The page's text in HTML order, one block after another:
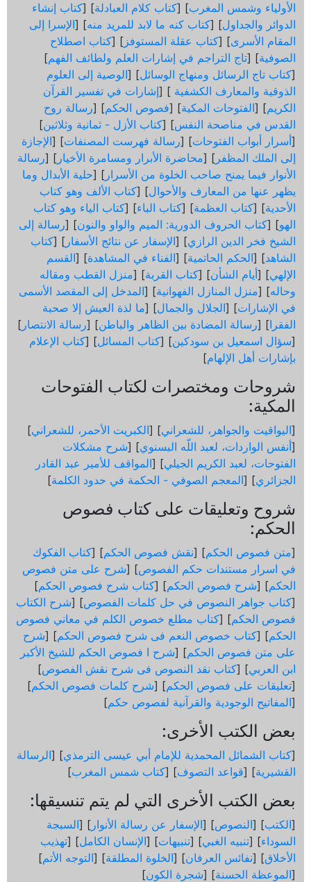
الأولياء وشمس المغرب] [كتاب كلام العبادلة] [كتاب إنشاء
الدوائر والجداول] [كتاب كنه ما لابد للمريد منه] [الإسرا إلى
المقام الأسرى] [كتاب عقلة المستوفز ] [كتاب اصطلاح
الصوفية] [تاج التراجم في إشارات العلم ولطائف الفهم]
[كتاب تاج الرسائل ومنهاج الوسائل] [الوصية إلى العلوم
الذوقية والمعارف الكشفية ] [إشارات في تفسير القرآن
الكريم] [الفتوحات المكية] [فصوص الحكم] [رسالة روح
القدس في مناصحة النفس] [كتاب الأزل - ثمانية وثلاثين]
[أسرار أبواب الفتوحات] [رسالة فهرست المصنفات] [الإجازة
إلى الملك المظفر ] [محاضرة الأبرار ومسامرة الأخيار ] [رسالة
الأنوار فيما يمنح صاحب الخلوة من الأسرار ] [حلية الأبدال وما
يظهر عنها من المعارف والأحوال] [كتاب الألف وهو كتاب
الأحدية] [كتاب العظمة] [كتاب الباء] [كتاب الياء وهو كتاب
الهو] [كتاب الحروف الدورية: الميم والواو والنون] [رسالة إلى
الشيخ فخر الدين الرازي] [الإسفار عن نتائج الأسفار ] [كتاب
الشاهد] [الحكم الحاتمية] [الفناء في المشاهدة] [القسم
الإلهي] [أيام الشأن] [كتاب القربة] [منزل القطب ومقاله
وحاله] [منزل المنازل الفهوانية] [المدخل إلى المقصد الأسمى
في الإشارات] [الجلال والجمال] [ما لذة العيش إلا صحبة
الفقرا] [رسالة المضادة بين الظاهر والباطن] [رسالة الانتصار ]
[سؤال اسمعيل بن سودكين] [كتاب المسائل] [كتاب الإعلام
بإشارات أهل الإلهام]
شروحات ومختصرات لكتاب الفتوحات
المكية:
[اليواقيت والجواهر، للشعراني] [الكبريت الأحمر، للشعراني]
[أنفس الواردات، لعبد اللّه البسنوي] [شرح مشكلات
الفتوحات، لعبد الكريم الجيلي] [المواقف للأمير عبد القادر
الجزائري] [المعجم الصوفي - الحكمة في حدود الكلمة]
شروح وتعليقات على كتاب فصوص
الحكم:
[متن فصوص الحكم] [نقش فصوص الحكم] [كتاب الفكوك
في اسرار مستندات حكم الفصوص] [شرح على متن فصوص
الحكم] [شرح فصوص الحكم] [كتاب شرح فصوص الحكم]
[كتاب جواهر النصوص في حل كلمات الفصوص] [شرح الكتاب
فصوص الحكم] [كتاب مطلع خصوص الكلم في معاني فصوص
الحكم] [كتاب خصوص النعم فى شرح فصوص الحكم] [شرح
على متن فصوص الحكم] [شرح ا فصوص الحكم للشيخ الأكبر
ابن العربي] [كتاب نقد النصوص فى شرح نقش الفصوص]
[تعليقات على فصوص الحكم] [شرح كلمات فصوص الحكم]
[المفاتيح الوجودية والقرآنیة لفصوص حكم]
بعض الكتب الأخرى:
[كتاب الشمائل المحمدية للإمام أبي عيسى الترمذي] [الرسالة
القشيرية] [قواعد التصوف] [كتاب شمس المغرب]
بعض الكتب الأخرى التي لم يتم تنسيقها:
[الكتب] [النصوص] [الإسفار عن رسالة الأنوار ] [السبجة
السوداء] [تنبيه الغبي] [تنبيهات] [الإنسان الكامل] [تهذيب
الأخلاق] [نفائس العرفان] [الخلوة المطلقة] [التوجه الأتم]
[الموعظة الحسنة] [شجرة الكون]